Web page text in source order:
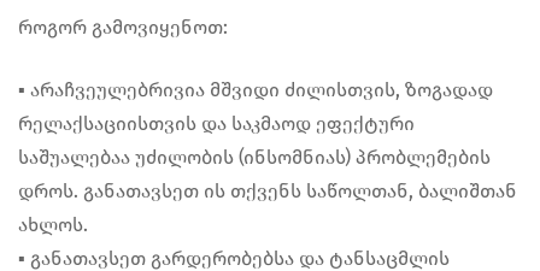
როგორ გამოვიყენოთ:
▪︎ არაჩვეულებრივია მშვიდი ძილისთვის, ზოგადად
რელაქსაციისთვის და საკმაოდ ეფექტური
საშუალებაა უძილობის (ინსომნიას) პრობლემების
დროს. განათავსეთ ის თქვენს საწოლთან, ბალიშთან
ახლოს.
▪︎ განათავსეთ გარდერობებსა და ტანსაცმლის